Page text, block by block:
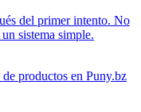
del primer intento. No
sistema simple.